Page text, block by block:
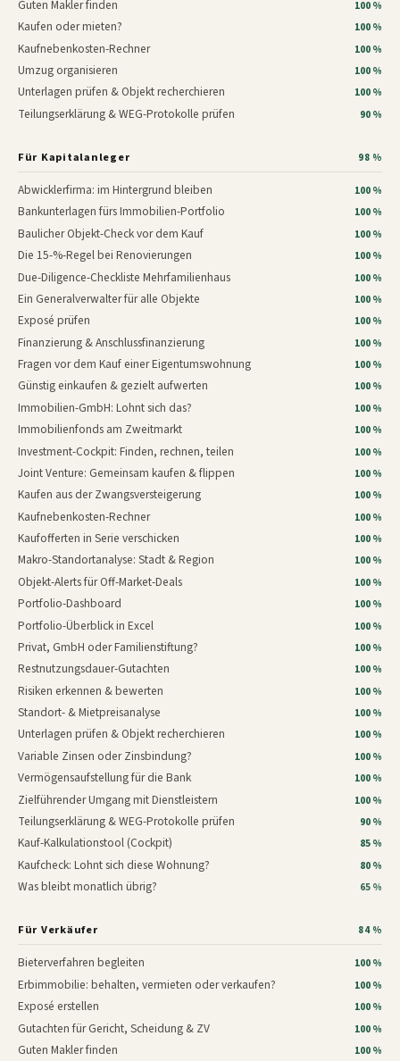
Guten Makler finden 100 %
Kaufen oder mieten? 100 %
Kaufnebenkosten-Rechner 100 %
Umzug organisieren 100 %
Unterlagen prüfen & Objekt recherchieren 100 %
Teilungserklärung & WEG-Protokolle prüfen 90 %
Für Kapitalanleger 98 %
Abwicklerfirma: im Hintergrund bleiben 100 %
Bankunterlagen fürs Immobilien-Portfolio 100 %
Baulicher Objekt-Check vor dem Kauf 100 %
Die 15-%-Regel bei Renovierungen 100 %
Due-Diligence-Checkliste Mehrfamilienhaus 100 %
Ein Generalverwalter für alle Objekte 100 %
Exposé prüfen 100 %
Finanzierung & Anschlussfinanzierung 100 %
Fragen vor dem Kauf einer Eigentumswohnung 100 %
Günstig einkaufen & gezielt aufwerten 100 %
Immobilien-GmbH: Lohnt sich das? 100 %
Immobilienfonds am Zweitmarkt 100 %
Investment-Cockpit: Finden, rechnen, teilen 100 %
Joint Venture: Gemeinsam kaufen & flippen 100 %
Kaufen aus der Zwangsversteigerung 100 %
Kaufnebenkosten-Rechner 100 %
Kaufofferten in Serie verschicken 100 %
Makro-Standortanalyse: Stadt & Region 100 %
Objekt-Alerts für Off-Market-Deals 100 %
Portfolio-Dashboard 100 %
Portfolio-Überblick in Excel 100 %
Privat, GmbH oder Familienstiftung? 100 %
Restnutzungsdauer-Gutachten 100 %
Risiken erkennen & bewerten 100 %
Standort- & Mietpreisanalyse 100 %
Unterlagen prüfen & Objekt recherchieren 100 %
Variable Zinsen oder Zinsbindung? 100 %
Vermögensaufstellung für die Bank 100 %
Zielführender Umgang mit Dienstleistern 100 %
Teilungserklärung & WEG-Protokolle prüfen 90 %
Kauf-Kalkulationstool (Cockpit) 85 %
Kaufcheck: Lohnt sich diese Wohnung? 80 %
Was bleibt monatlich übrig? 65 %
Für Verkäufer 84 %
Bieterverfahren begleiten 100 %
Erbimmobilie: behalten, vermieten oder verkaufen? 100 %
Exposé erstellen 100 %
Gutachten für Gericht, Scheidung & ZV 100 %
Guten Makler finden 100 %